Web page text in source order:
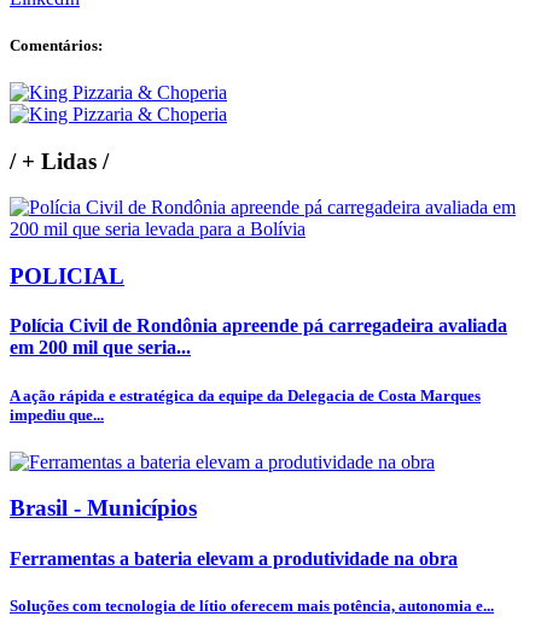
Comentários:
/+ Lidas /
POLICIAL
Polícia Civil de Rondônia apreende pá carregadeira avaliada
em 200 mil que seria...
A ação rápida e estratégica da equipe da Delegacia de Costa Marques
impediu que...
Brasil - Municípios
Ferramentas a bateria elevam a produtividade na obra
Soluções com tecnologia de lítio oferecem mais potência, autonomia e...